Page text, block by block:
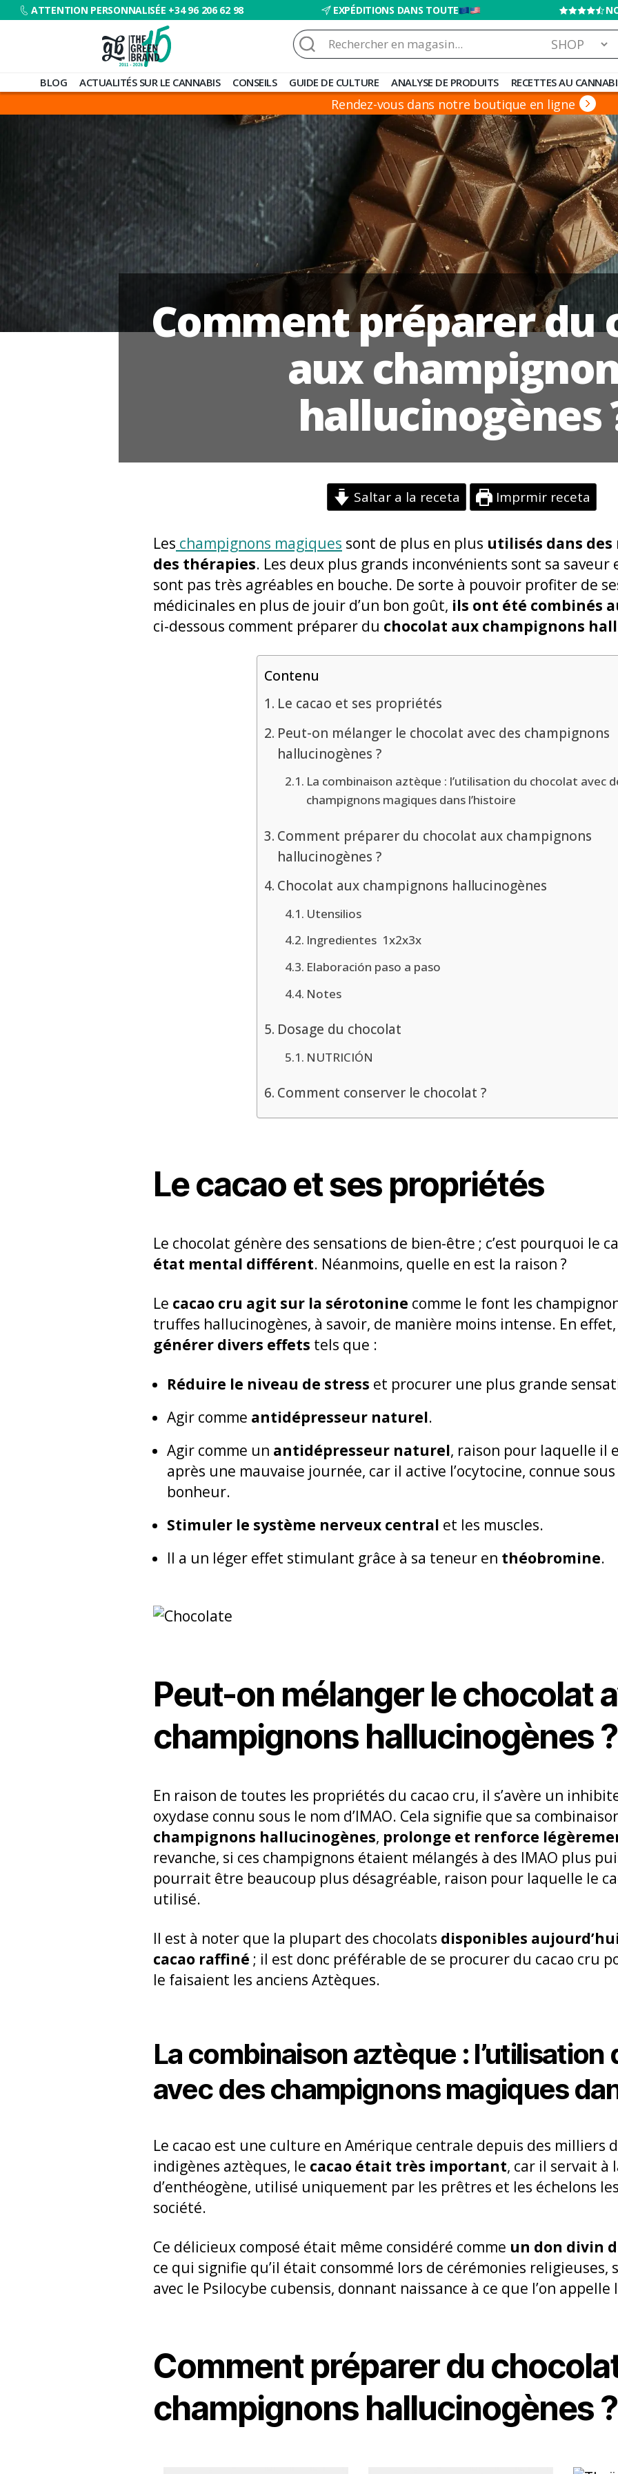
ATTENTION PERSONNALISÉE +34 96 206 62 98 EXPÉDITIONS DANS TOUTE
Blog
de
Barato
Rechercher :
BLOG ACTUALITÉS SUR LE CANNABIS CONSEILS GUIDE DE CULTURE ANALYSE DE PRODUITS RECETTES AU
Rendez-vous dans notre boutique en ligne
Comment préparer du
aux
hallucinogènes
Saltar a la receta Imprmir receta
Les champignons magiques sont de plus en plus utilisés dans
des thérapies. Les deux plus grands inconvénients sont sa
sont pas très agréables en bouche. De sorte à pouvoir profiter de
médicinales en plus de jouir d’un bon goût, ils ont été combinés
ci-dessous comment préparer du chocolat aux champignons
Contenu
Le cacao et ses propriétés
Peut-on mélanger le chocolat avec des champignons
hallucinogènes ?
La combinaison aztèque : l’utilisation du chocolat avec
champignons magiques dans l’histoire
Comment préparer du chocolat aux champignons
hallucinogènes ?
Chocolat aux champignons hallucinogènes
Utensilios
Ingredientes 1x2x3x
Elaboración paso a paso
Notes
Dosage du chocolat
NUTRICIÓN
Comment conserver le chocolat ?
Le cacao et ses propriétés
Le chocolat génère des sensations de bien-être ; c’est pourquoi le
état mental différent. Néanmoins, quelle en est la raison ?
Le cacao cru agit sur la sérotonine comme le font les
truffes hallucinogènes, à savoir, de manière moins intense. En
générer divers effets tels que :
Réduire le niveau de stress et procurer une plus grande
Agir comme antidépresseur naturel.
Agir comme un antidépresseur naturel, raison pour laquelle il
après une mauvaise journée, car il active l’ocytocine, connue
bonheur.
Stimuler le système nerveux central et les muscles.
Il a un léger effet stimulant grâce à sa teneur en théobromine.
Peut-on mélanger le chocolat
champignons hallucinogènes ?
En raison de toutes les propriétés du cacao cru, il s’avère un
oxydase connu sous le nom d’IMAO. Cela signifie que sa
champignons hallucinogènes, prolonge et renforce
revanche, si ces champignons étaient mélangés à des IMAO plus
pourrait être beaucoup plus désagréable, raison pour laquelle le
utilisé.
Il est à noter que la plupart des chocolats disponibles
cacao raffiné ; il est donc préférable de se procurer du cacao cru
le faisaient les anciens Aztèques.
La combinaison aztèque :
avec des champignons magiques
Le cacao est une culture en Amérique centrale depuis des milliers
indigènes aztèques, le cacao était très important, car il servait à
d’enthéogène, utilisé uniquement par les prêtres et les échelons
société.
Ce délicieux composé était même considéré comme un don divin
ce qui signifie qu’il était consommé lors de cérémonies religieuses,
avec le Psilocybe cubensis, donnant naissance à ce que l’on appelle
Comment préparer du
champignons hallucinogènes ?